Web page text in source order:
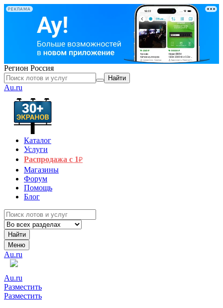
РЕКЛАМА
Регион Россия
Найти
Au.ru
Каталог
Услуги
Распродажа с 1₽
Магазины
Форум
Помощь
Блог
Найти
Меню
Au.ru
Au.ru
Разместить
Разместить